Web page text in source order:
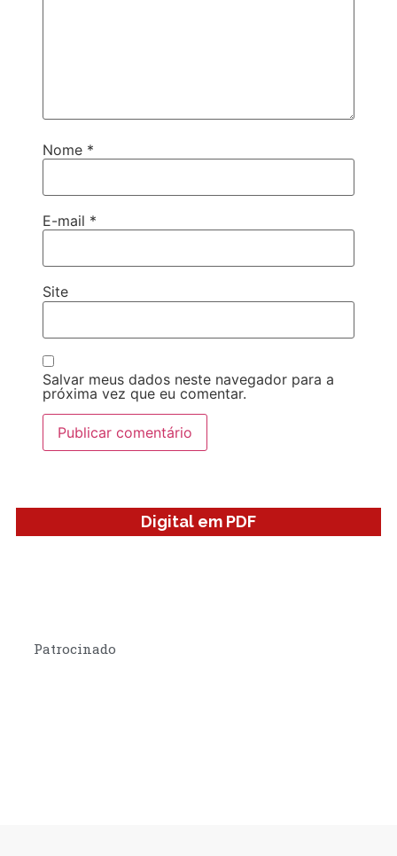
Nome *
E-mail *
Site
Salvar meus dados neste navegador para a
próxima vez que eu comentar.
Digital em PDF
Patrocinado